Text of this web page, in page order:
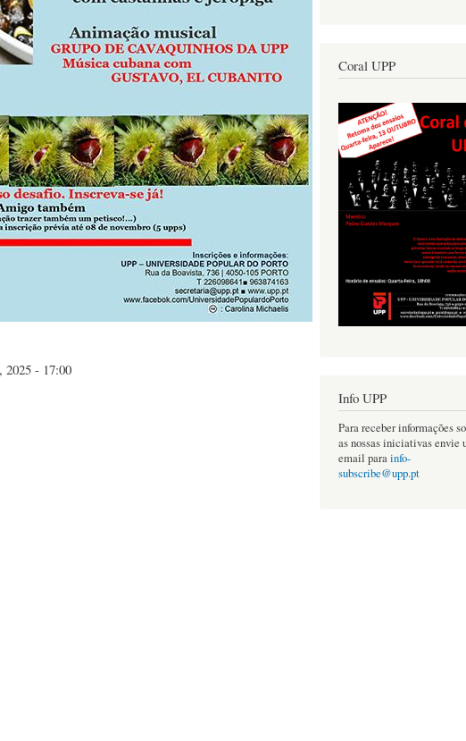
2025 - 17:00
Coral UPP
Info UPP
Para receber informações
as nossas iniciativas envie
email parainfo-
subscribe@upp.pt